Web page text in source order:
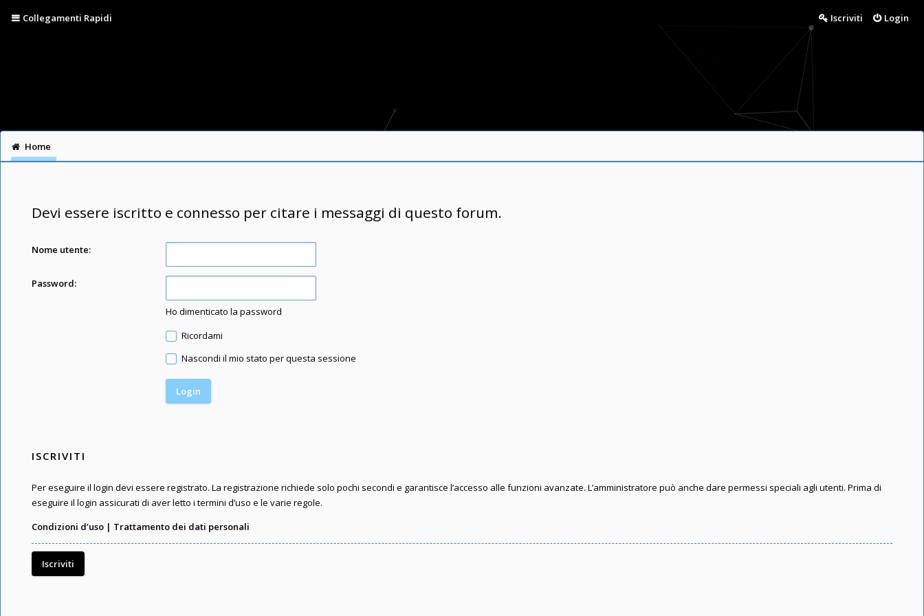
Collegamenti Rapidi Login
Iscriviti
Home
Devi essere iscritto e connesso per citare i messaggi di questo forum.
Nome utente:
Password:
Ho dimenticato la password
Ricordami
Nascondi il mio stato per questa sessione
ISCRIVITI
Per eseguire il login devi essere registrato. La registrazione richiede solo pochi secondi e garantisce l’accesso alle funzioni avanzate. L’amministratore può anche dare permessi speciali agli utenti. Prima di
eseguire il login assicurati di aver letto i termini d’uso e le varie regole.
Condizioni d’uso | Trattamento dei dati personali
Iscriviti